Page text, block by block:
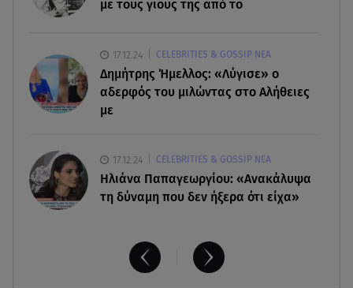
Σαμοθράκη: Συγκλονιστική διάσωση 15χρονης
από δύσβατο φαράγγι
με τους γιους της από το
17.12.24 CELEBRITIES & GOSSIP ΝΕΑ
Δημήτρης Ήμελλος: «Λύγισε» ο
αδερφός του μιλώντας στο Αλήθειες
με
17.12.24 CELEBRITIES & GOSSIP ΝΕΑ
Ηλιάνα Παπαγεωργίου: «Ανακάλυψα
τη δύναμη που δεν ήξερα ότι είχα»